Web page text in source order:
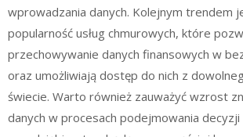
wprowadzania danych. Kolejnym trendem
popularność usług chmurowych, które
przechowywanie danych finansowych w
oraz umożliwiają dostęp do nich z
świecie. Warto również zauważyć wzrost
danych w procesach podejmowania